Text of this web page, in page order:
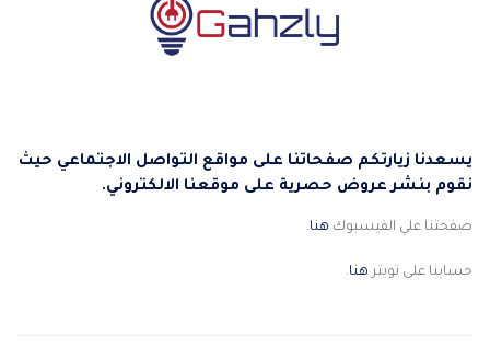
يسعدنا زيارتكم صفحاتنا على مواقع التواصل الاجتماعي حيث
نقوم بنشر عروض حصرية على موقعنا الالكتروني.
صفحتنا علي الفيسبوك هنا.
حسابنا على تويتر هنا.